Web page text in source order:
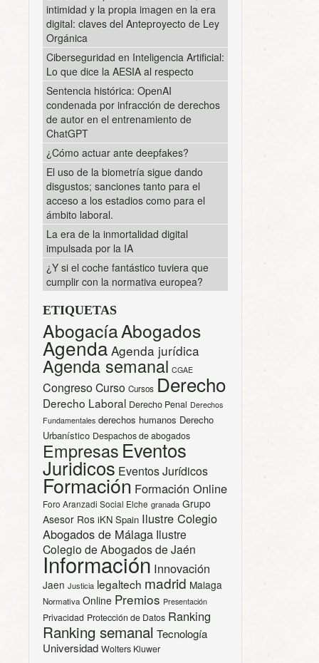
intimidad y la propia imagen en la era
digital: claves del Anteproyecto de Ley
Orgánica
Ciberseguridad en Inteligencia Artificial:
Lo que dice la AESIA al respecto
Sentencia histórica: OpenAI
condenada por infracción de derechos
de autor en el entrenamiento de
ChatGPT
¿Cómo actuar ante deepfakes?
El uso de la biometría sigue dando
disgustos; sanciones tanto para el
acceso a los estadios como para el
ámbito laboral.
La era de la inmortalidad digital
impulsada por la IA
¿Y si el coche fantástico tuviera que
cumplir con la normativa europea?
ETIQUETAS
AbogacíaAbogados
Agenda Agenda jurídica
Agenda semanal CGAE
CongresoCurso Cursos Derecho
Derecho Laboral Derecho Penal Derechos
Fundamentales derechos humanos Derecho
Urbanístico Despachos de abogados
Empresas Eventos
Juridicos Eventos Jurídicos
Formación Formación Online
Foro Aranzadi Social Elche granada Grupo
Asesor Ros iKN Spain Ilustre Colegio
Abogados de Málaga Ilustre
Colegio de Abogados de Jaén
Información Innovación
Jaen Justicia legaltech madrid Malaga
Normativa Online Premios Presentación
Privacidad Protección de Datos Ranking
Ranking semanal Tecnología
Universidad Wolters Kluwer